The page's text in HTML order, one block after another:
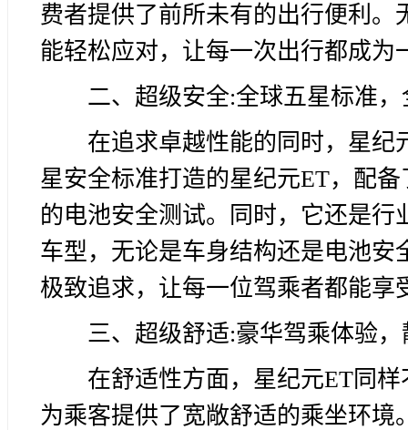
费者提供了前所未有的出行便利
能轻松应对，让每一次出行都成为
二、超级安全:全球五星标准
在追求卓越性能的同时，星纪
星安全标准打造的星纪元ET，配
的电池安全测试。同时，它还是行
车型，无论是车身结构还是电池
极致追求，让每一位驾乘者都能享
三、超级舒适:豪华驾乘体验
在舒适性方面，星纪元ET同
为乘客提供了宽敞舒适的乘坐环